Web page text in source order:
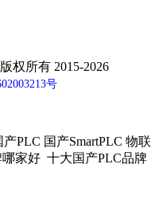
权所有 2015-2026
号
PLC 国产SmartPLC 物联
哪家好 十大国产PLC品牌